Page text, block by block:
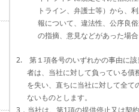
トライン、弁護士等）から、
報について、違法性、公序良
の指摘、意見などがあった場合
2. 第１項各号のいずれかの事由に該
者は、当社に対して負っている債
を失い、直ちに当社に対して全て
ないものとします。
3．当社は、第1項の提供停止又は契